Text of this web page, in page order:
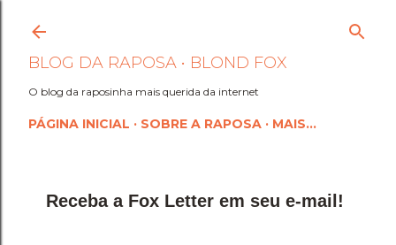
Pular para o conteúdo
BLOG DA RAPOSA • BLOND FOX
O blog da raposinha mais querida da internet
PÁGINA INICIAL SOBRE A RAPOSA MAIS…
Receba a Fox Letter em seu e-mail!